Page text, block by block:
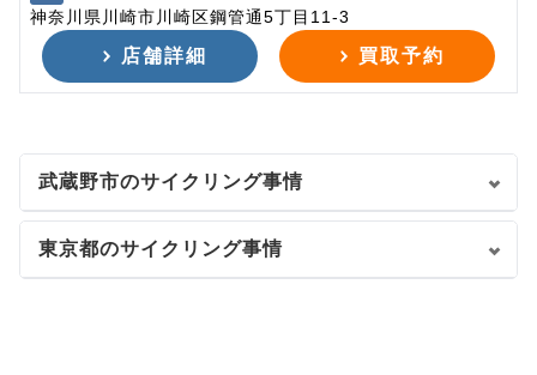
神奈川県川崎市川崎区鋼管通5丁目11-3
店舗詳細 買取予約
武蔵野市のサイクリング事情
東京都のサイクリング事情